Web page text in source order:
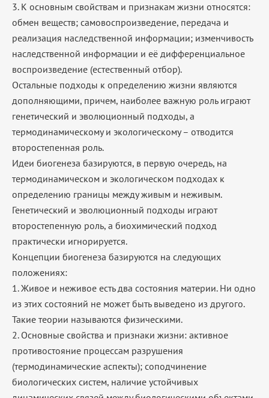
3. К основным свойствам и признакам жизни относятся:
обмен веществ; самовоспроизведение, передача и
реализация наследственной информации; изменчивость
наследственной информации и её дифференциальное
воспроизведение (естественный отбор).
Остальные подходы к определению жизни являются
дополняющими, причем, наиболее важную роль играют
генетический и эволюционный подходы, а
термодинамическому и экологическому – отводится
второстепенная роль.
Идеи биогенеза базируются, в первую очередь, на
термодинамическом и экологическом подходах к
определению границы между живым и неживым.
Генетический и эволюционный подходы играют
второстепенную роль, а биохимический подход
практически игнорируется.
Концепции биогенеза базируются на следующих
положениях:
1. Живое и неживое есть два состояния материи. Ни одно
из этих состояний не может быть выведено из другого.
Такие теории называются физическими.
2. Основные свойства и признаки жизни: активное
противостояние процессам разрушения
(термодинамические аспекты); соподчинение
биологических систем, наличие устойчивых